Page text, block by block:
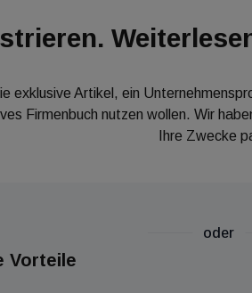
gratulieren den Partien und freuen
werden konnte", so Witt-
exklusive Artikel, ein
Firmenbuch nutzen wollen. Wir
Ihre Zwecke
oder
Vorteile